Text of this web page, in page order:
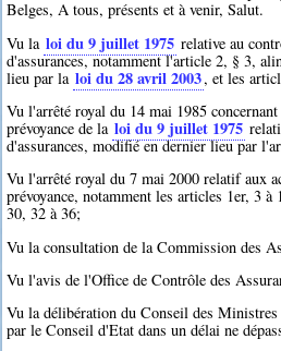
Belges, A tous, présents et à venir, Salut.
Vu la loi du 9 juillet 1975 relative au
d'assurances, notamment l'article 2, § 3,
lieu par la loi du 28 avril 2003, et les
Vu l'arrêté royal du 14 mai 1985
prévoyance de la loi du 9 juillet 1975
d'assurances, modifié en dernier lieu par
Vu l'arrêté royal du 7 mai 2000 relatif aux
prévoyance, notamment les articles 1er, 3
30, 32 à 36;
Vu la consultation de la Commission des
Vu l'avis de l'Office de Contrôle des
Vu la délibération du Conseil des
par le Conseil d'Etat dans un délai ne